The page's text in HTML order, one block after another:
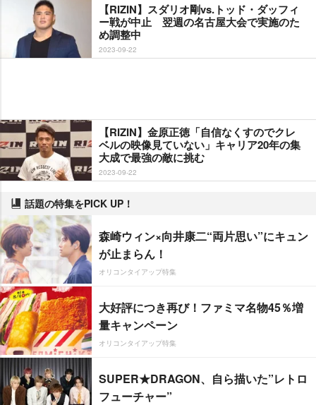
【RIZIN】スダリオ剛vs.トッド・ダッフィ
ー戦が中止 翌週の名古屋大会で実施のた
め調整中
2023-09-22
【RIZIN】金原正徳「自信なくすのでクレ
ベルの映像見ていない」キャリア20年の集
大成で最強の敵に挑む
2023-09-22
話題の特集をPICK UP！
森崎ウィン×向井康二“両片思い”にキュン
が止まらん！
オリコンタイアップ特集
大好評につき再び！ファミマ名物45％増
量キャンペーン
オリコンタイアップ特集
SUPER★DRAGON、自ら描いた”レトロ
フューチャー”